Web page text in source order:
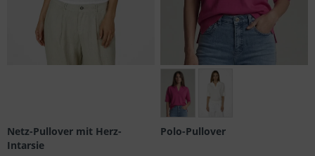
Netz-Pullover mit Herz-
Intarsie
Größen: 34, 36, 42, 44
Polo-Pullover